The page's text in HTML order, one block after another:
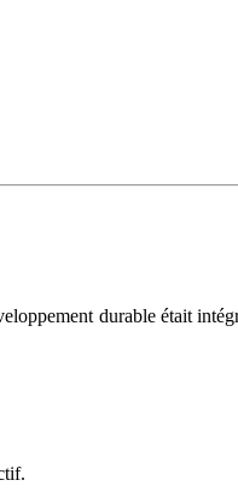
durable était